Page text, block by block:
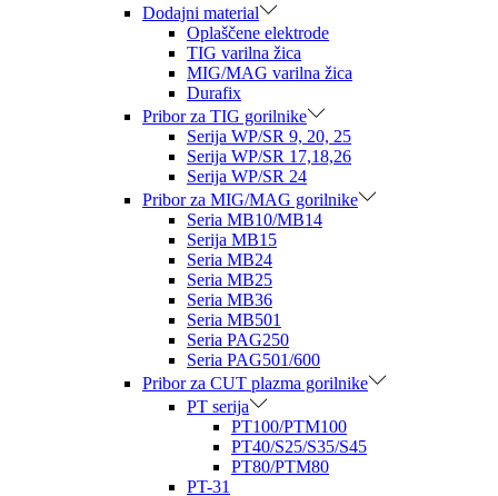
Dodajni material
Oplaščene elektrode
TIG varilna žica
MIG/MAG varilna žica
Durafix
Pribor za TIG gorilnike
Serija WP/SR 9, 20, 25
Serija WP/SR 17,18,26
Serija WP/SR 24
Pribor za MIG/MAG gorilnike
Seria MB10/MB14
Serija MB15
Seria MB24
Seria MB25
Seria MB36
Seria MB501
Seria PAG250
Seria PAG501/600
Pribor za CUT plazma gorilnike
PT serija
PT100/PTM100
PT40/S25/S35/S45
PT80/PTM80
PT-31